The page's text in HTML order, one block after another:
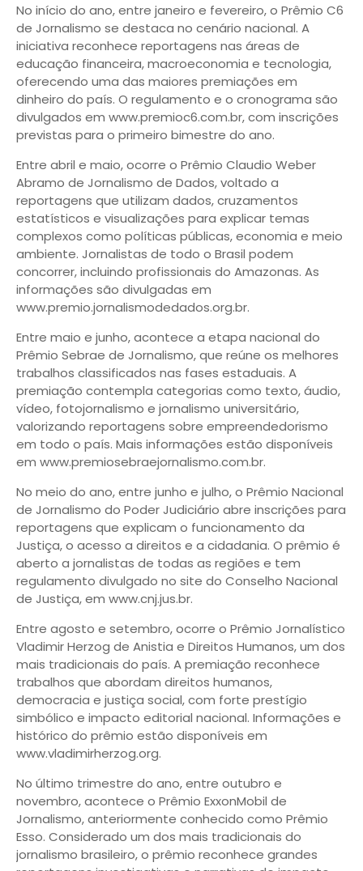
No início do ano, entre janeiro e fevereiro, o Prêmio C6
de Jornalismo se destaca no cenário nacional. A
iniciativa reconhece reportagens nas áreas de
educação financeira, macroeconomia e tecnologia,
oferecendo uma das maiores premiações em
dinheiro do país. O regulamento e o cronograma são
divulgados em www.premioc6.com.br, com inscrições
previstas para o primeiro bimestre do ano.
Entre abril e maio, ocorre o Prêmio Claudio Weber
Abramo de Jornalismo de Dados, voltado a
reportagens que utilizam dados, cruzamentos
estatísticos e visualizações para explicar temas
complexos como políticas públicas, economia e meio
ambiente. Jornalistas de todo o Brasil podem
concorrer, incluindo profissionais do Amazonas. As
informações são divulgadas em
www.premio.jornalismodedados.org.br.
Entre maio e junho, acontece a etapa nacional do
Prêmio Sebrae de Jornalismo, que reúne os melhores
trabalhos classificados nas fases estaduais. A
premiação contempla categorias como texto, áudio,
vídeo, fotojornalismo e jornalismo universitário,
valorizando reportagens sobre empreendedorismo
em todo o país. Mais informações estão disponíveis
em www.premiosebraejornalismo.com.br.
No meio do ano, entre junho e julho, o Prêmio Nacional
de Jornalismo do Poder Judiciário abre inscrições para
reportagens que explicam o funcionamento da
Justiça, o acesso a direitos e a cidadania. O prêmio é
aberto a jornalistas de todas as regiões e tem
regulamento divulgado no site do Conselho Nacional
de Justiça, em www.cnj.jus.br.
Entre agosto e setembro, ocorre o Prêmio Jornalístico
Vladimir Herzog de Anistia e Direitos Humanos, um dos
mais tradicionais do país. A premiação reconhece
trabalhos que abordam direitos humanos,
democracia e justiça social, com forte prestígio
simbólico e impacto editorial nacional. Informações e
histórico do prêmio estão disponíveis em
www.vladimirherzog.org.
No último trimestre do ano, entre outubro e
novembro, acontece o Prêmio ExxonMobil de
Jornalismo, anteriormente conhecido como Prêmio
Esso. Considerado um dos mais tradicionais do
jornalismo brasileiro, o prêmio reconhece grandes